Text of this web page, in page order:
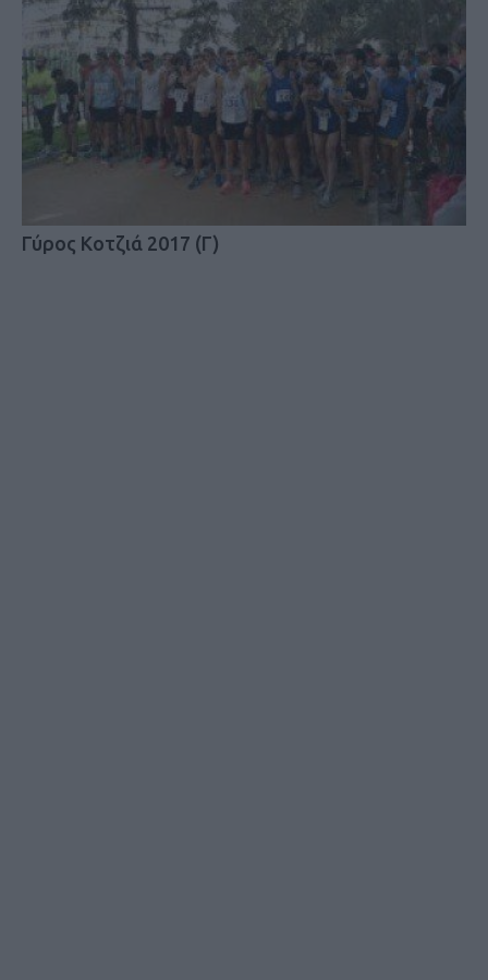
Γύρος Κοτζιά 2017 (Γ)